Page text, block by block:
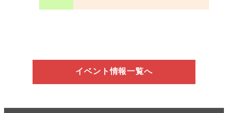
イベント情報一覧へ